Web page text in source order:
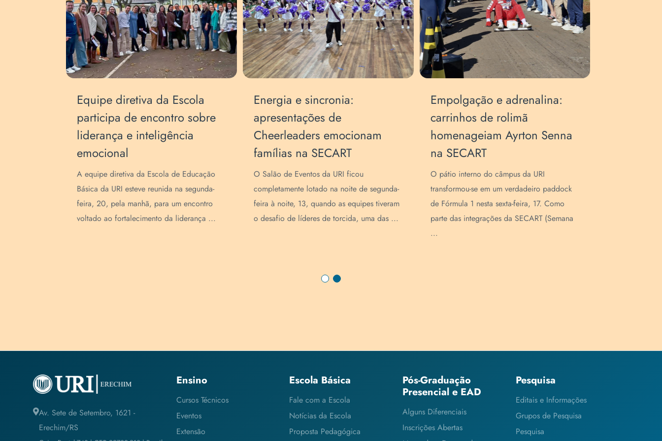
Equipe diretiva da Escola
participa de encontro sobre
liderança e inteligência
emocional
A equipe diretiva da Escola de Educação
Básica da URI esteve reunida na segunda-
feira, 20, pela manhã, para um encontro
voltado ao fortalecimento da liderança ...
Energia e sincronia:
apresentações de
Cheerleaders emocionam
famílias na SECART
O Salão de Eventos da URI ficou
completamente lotado na noite de segunda-
feira à noite, 13, quando as equipes tiveram
o desafio de líderes de torcida, uma das ...
Empolgação e adrenalina:
carrinhos de rolimã
homenageiam Ayrton Senna
na SECART
O pátio interno do câmpus da URI
transformou-se em um verdadeiro paddock
de Fórmula 1 nesta sexta-feira, 17. Como
parte das integrações da SECART (Semana
...
Av. Sete de Setembro, 1621 -
Erechim/RS
Ensino
Cursos Técnicos
Eventos
Extensão
Escola Básica
Fale com a Escola
Notícias da Escola
Proposta Pedagógica
Pós-Graduação
Presencial e EAD
Alguns Diferenciais
Inscrições Abertas
Pesquisa
Editais e Informações
Grupos de Pesquisa
Pesquisa